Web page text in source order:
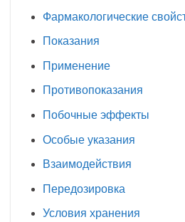
Фармакологические
Показания
Применение
Противопоказания
Побочные эффекты
Особые указания
Взаимодействия
Передозировка
Условия хранения